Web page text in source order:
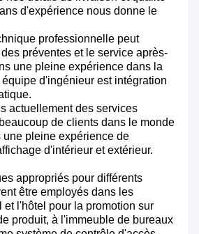
d'expérience nous donne le
professionnelle peut
préventes et le service après-
une pleine expérience dans la
d'ingénieur est intégration
actuellement des services
de clients dans le monde
une pleine expérience de
d'intérieur et extérieur.
appropriés pour différents
être employés dans les
et l'hôtel pour la promotion sur
produit, à l'immeuble de bureaux